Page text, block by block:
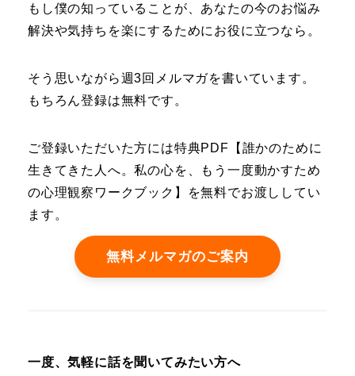
もし僕の知っていることが、あなたの今のお悩み
解決や気持ちを楽にするためにお役に立つなら。
そう思いながら週3回メルマガを書いています。
もちろん登録は無料です。
ご登録いただいた方には特典PDF【誰かのために
生きてきた人へ。私の心を、もう一度動かすため
の心理観察ワークブック】を無料でお渡ししてい
ます。
無料メルマガのご案内
一度、気軽に話を聞いてみたい方へ